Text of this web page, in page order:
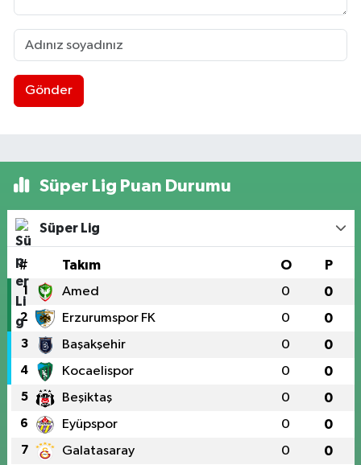
Gönder
Süper Lig Puan Durumu
Süper Lig
# Takım O P
1 Amed 0 0
2 Erzurumspor FK 0 0
3 Başakşehir 0 0
4 Kocaelispor 0 0
5 Beşiktaş 0 0
6 Eyüpspor 0 0
7 Galatasaray 0 0